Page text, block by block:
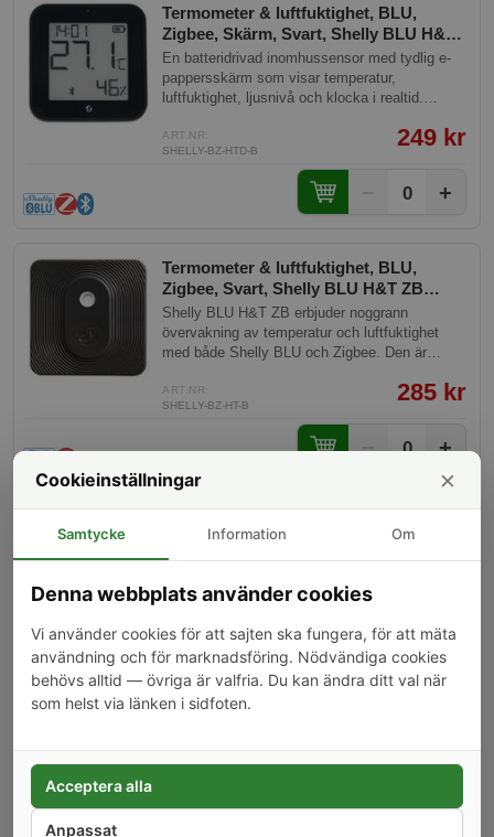
Termometer & luftfuktighet, BLU,
Zigbee, Skärm, Svart, Shelly BLU H&T
Display ZB Black
En batteridrivad inomhussensor med tydlig e-
pappersskärm som visar temperatur,
luftfuktighet, ljusnivå och klocka i realtid.
vardagsrum för att alltid ha koll på
inomhusklimatet. Kan kopplas till ditt smarta
hem för att automatiskt styra t.ex.
uppvärmning, ventilation eller gardiner baserat
på aktuella mätvärden. Fungerar med Home
ART.NR:
SHELLY-BZ-HTD-B
249 kr
0 +
Termometer & luftfuktighet, BLU,
Zigbee, Svart, Shelly BLU H&T ZB
Black
Shelly BLU H&T ZB erbjuder noggrann
övervakning av temperatur och luftfuktighet
med både Shelly BLU och Zigbee. Den är
har en batterilivslängd på upp till 3 år.
ART.NR:
SHELLY-BZ-HT-B
285 kr
− 0 +
luftfuktighet
utomhus och luftfuktighet inomhus. Kompatibel
med Tellstick NET och DUO.
ART.NR:
313159
179 kr
229 kr
Cookieinställningar ×
Samtycke Information Om
Denna webbplats använder cookies
Vi använder cookies för att sajten ska fungera, för att mäta
användning och för marknadsföring. Nödvändiga cookies
behövs alltid — övriga är valfria. Du kan ändra ditt val när
som helst via länken i sidfoten.
Anpassat
Acceptera alla